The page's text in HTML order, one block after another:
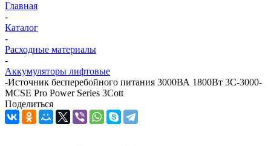
Главная
-
Каталог
-
Расходные материалы
-
Аккумуляторы лифтовые
-Источник бесперебойного питания 3000ВА 1800Вт 3C-3000-
MCSE Pro Power Series 3Cott
Поделиться